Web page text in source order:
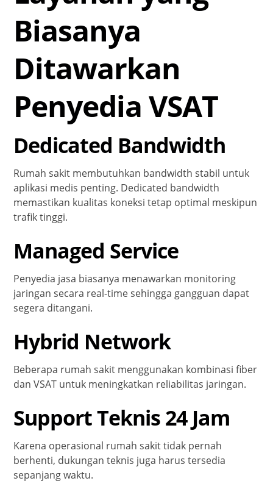
Biasanya
Ditawarkan
Penyedia VSAT
Dedicated Bandwidth
Rumah sakit membutuhkan bandwidth stabil untuk
aplikasi medis penting. Dedicated bandwidth
memastikan kualitas koneksi tetap optimal meskipun
trafik tinggi.
Managed Service
Penyedia jasa biasanya menawarkan monitoring
jaringan secara real-time sehingga gangguan dapat
segera ditangani.
Hybrid Network
Beberapa rumah sakit menggunakan kombinasi fiber
dan VSAT untuk meningkatkan reliabilitas jaringan.
Support Teknis 24 Jam
Karena operasional rumah sakit tidak pernah
berhenti, dukungan teknis juga harus tersedia
sepanjang waktu.